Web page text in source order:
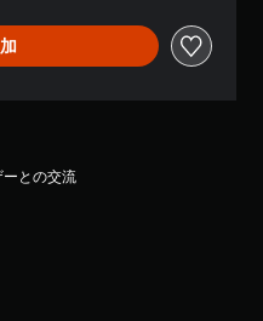
との交流